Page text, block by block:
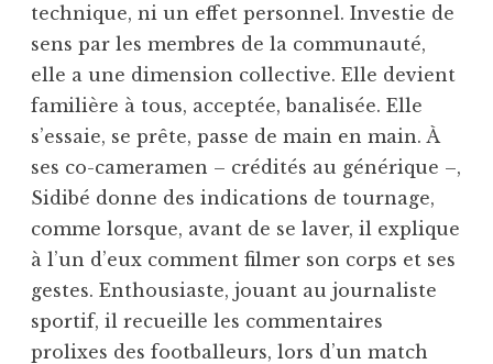
technique, ni un effet personnel. Investie de
sens par les membres de la communauté,
elle a une dimension collective. Elle devient
familière à tous, acceptée, banalisée. Elle
s’essaie, se prête, passe de main en main. À
ses co-cameramen – crédités au générique –,
Sidibé donne des indications de tournage,
comme lorsque, avant de se laver, il explique
à l’un d’eux comment filmer son corps et ses
gestes. Enthousiaste, jouant au journaliste
sportif, il recueille les commentaires
prolixes des footballeurs, lors d’un match